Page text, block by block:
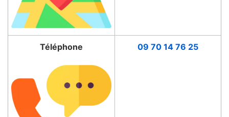
Téléphone 09 70 14 76 25